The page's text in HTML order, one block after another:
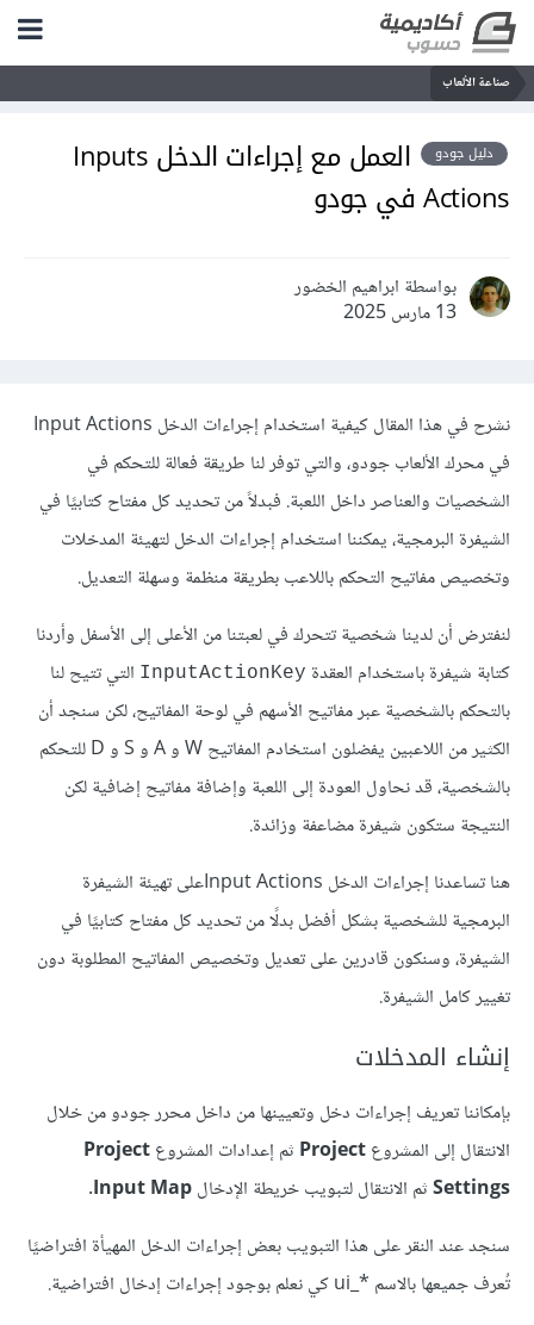
صناعة الألعاب
دليل جودو
العمل مع إجراءات الدخل Inputs
Actions في جودو
بواسطة ابراهيم الخضور
13 مارس 2025
نشرح في هذا المقال كيفية استخدام إجراءات الدخل Input Actions
في محرك الألعاب جودو، والتي توفر لنا طريقة فعالة للتحكم في
الشخصيات والعناصر داخل اللعبة. فبدلاً من تحديد كل مفتاح كتابيًا في
الشيفرة البرمجية، يمكننا استخدام إجراءات الدخل لتهيئة المدخلات
وتخصيص مفاتيح التحكم باللاعب بطريقة منظمة وسهلة التعديل.
لنفترض أن لدينا شخصية تتحرك في لعبتنا من اﻷعلى إلى اﻷسفل وأردنا
كتابة شيفرة باستخدام العقدة InputActionKey التي تتيح لنا
بالتحكم بالشخصية عبر مفاتيح اﻷسهم في لوحة المفاتيح، لكن سنجد أن
الكثير من اللاعبين يفضلون استخادم المفاتيح W و A و S و D للتحكم
بالشخصية، قد نحاول العودة إلى اللعبة وإضافة مفاتيح إضافية لكن
النتيجة ستكون شيفرة مضاعفة وزائدة.
هنا تساعدنا إجراءات الدخل Input Actionsعلى تهيئة الشيفرة
البرمجية للشخصية بشكل أفضل بدلًا من تحديد كل مفتاح كتابيًا في
الشيفرة، وسنكون قادرين على تعديل وتخصيص المفاتيح المطلوبة دون
تغيير كامل الشيفرة.
إنشاء المدخلات
بإمكاننا تعريف إجراءات دخل وتعيينها من داخل محرر جودو من خلال
الانتقال إلى المشروعProject ثم إعدادات المشروعProject
Settingsثم الانتقال لتبويب خريطة اﻹدخالInput Map
.
سنجد عند النقر على هذا التبويب بعض إجراءات الدخل المهيأة افتراضيًا
تُعرف جميعها بالاسم *_ui كي نعلم بوجود إجراءات إدخال افتراضية.